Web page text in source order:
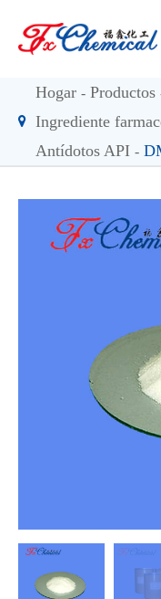
Hogar
Productos
Ingrediente
Antídotos API